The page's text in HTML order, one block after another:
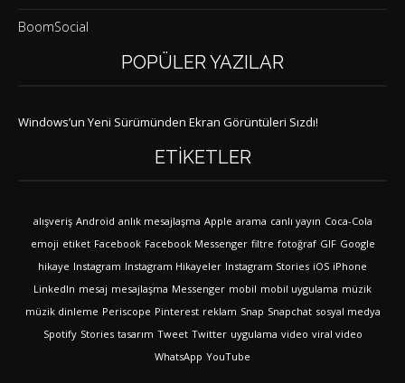
BoomSocial
POPÜLER YAZILAR
Windows’un Yeni Sürümünden Ekran Görüntüleri Sızdı!
ETIKETLER
alışveriş Android anlık mesajlaşma Apple arama canlı yayın Coca-Cola
emoji etiket Facebook Facebook Messenger filtre fotoğraf GIF Google
hikaye Instagram Instagram Hikayeler Instagram Stories iOS iPhone
LinkedIn mesaj mesajlaşma Messenger mobil mobil uygulama müzik
müzik dinleme Periscope Pinterest reklam Snap Snapchat sosyal medya
Spotify Stories tasarım Tweet Twitter uygulama video viral video
WhatsApp YouTube